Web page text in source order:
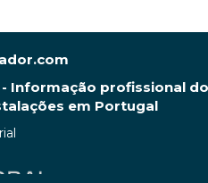
Informação profissional do
em Portugal